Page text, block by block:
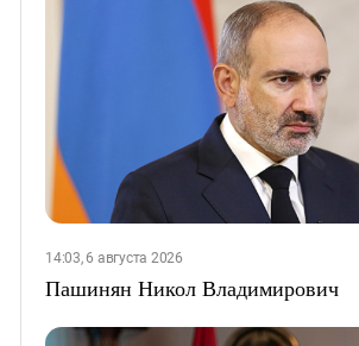
14:03, 6 августа 2026
Пашинян Никол Владимирович